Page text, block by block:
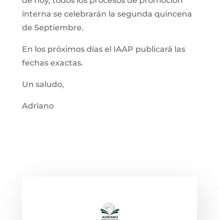
interna se celebrarán la segunda quincena
de Septiembre.
En los próximos días el IAAP publicará las
fechas exactas.
Un saludo,
Adriano